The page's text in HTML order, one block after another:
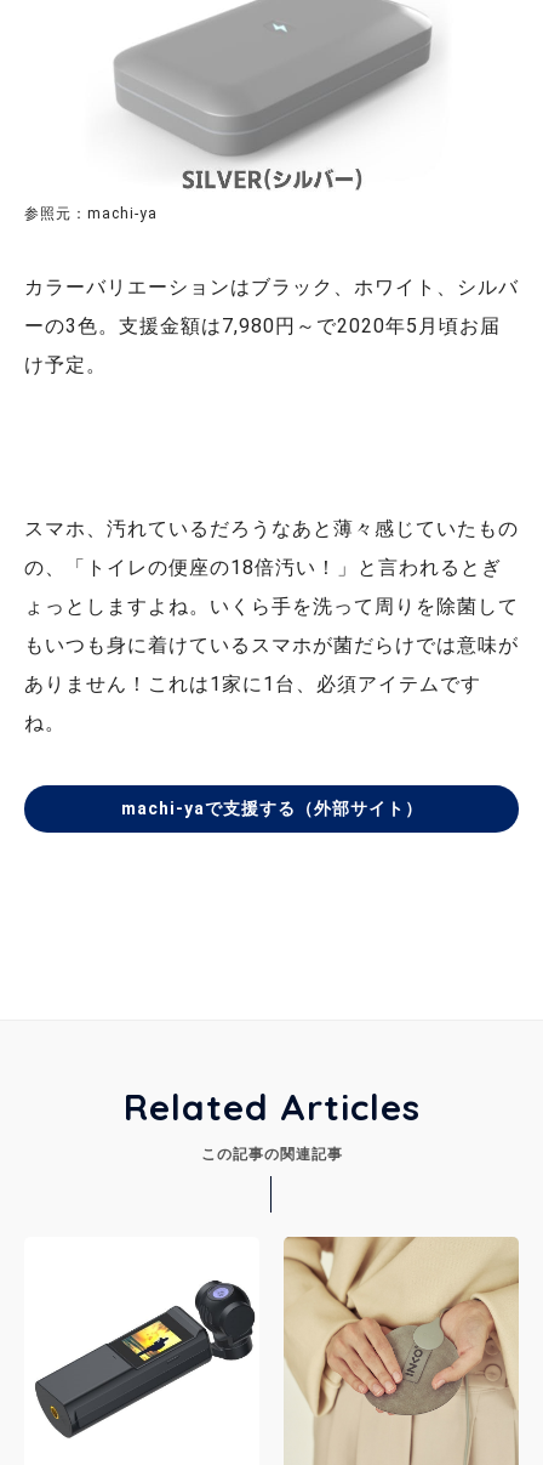
参照元：machi-ya
カラーバリエーションはブラック、ホワイト、シルバ
ーの3色。支援金額は7,980円～で2020年5月頃お届
け予定。
スマホ、汚れているだろうなあと薄々感じていたもの
の、「トイレの便座の18倍汚い！」と言われるとぎ
ょっとしますよね。いくら手を洗って周りを除菌して
もいつも身に着けているスマホが菌だらけでは意味が
ありません！これは1家に1台、必須アイテムです
ね。
machi-yaで支援する（外部サイト）
Related Articles
この記事の関連記事